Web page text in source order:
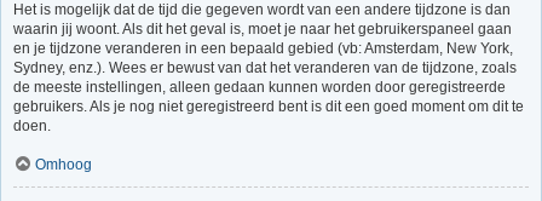
Het is mogelijk dat de tijd die gegeven wordt van een andere tijdzone is dan
waarin jij woont. Als dit het geval is, moet je naar het gebruikerspaneel gaan
en je tijdzone veranderen in een bepaald gebied (vb: Amsterdam, New York,
Sydney, enz.). Wees er bewust van dat het veranderen van de tijdzone, zoals
de meeste instellingen, alleen gedaan kunnen worden door geregistreerde
gebruikers. Als je nog niet geregistreerd bent is dit een goed moment om dit te
doen.
Omhoog